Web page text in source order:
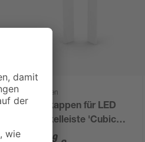
Doellken
Endkappen für LED
Sockelleiste 'Cubica
LS 80' weiß, 2 Stück
99